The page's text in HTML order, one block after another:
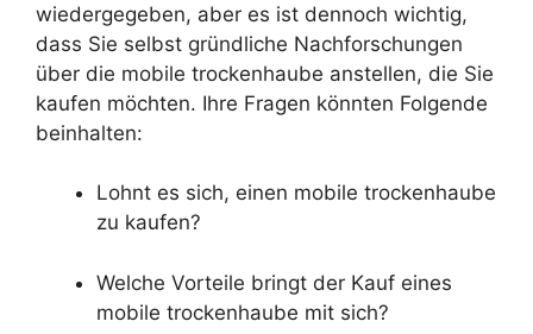
wiedergegeben, aber es ist dennoch wichtig,
dass Sie selbst gründliche Nachforschungen
über die mobile trockenhaube anstellen, die Sie
kaufen möchten. Ihre Fragen könnten Folgende
beinhalten:
Lohnt es sich, einen mobile trockenhaube
zu kaufen?
Welche Vorteile bringt der Kauf eines
mobile trockenhaube mit sich?